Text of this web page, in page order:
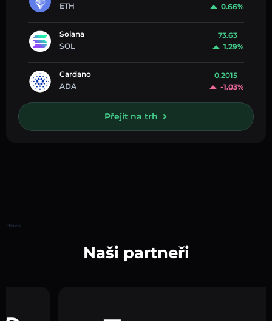
ETH
0.66%
Solana
SOL
73.63
1.29%
Cardano
ADA
0.2015
-1.03%
Přejít na trh
Hlavní
Naši partneři